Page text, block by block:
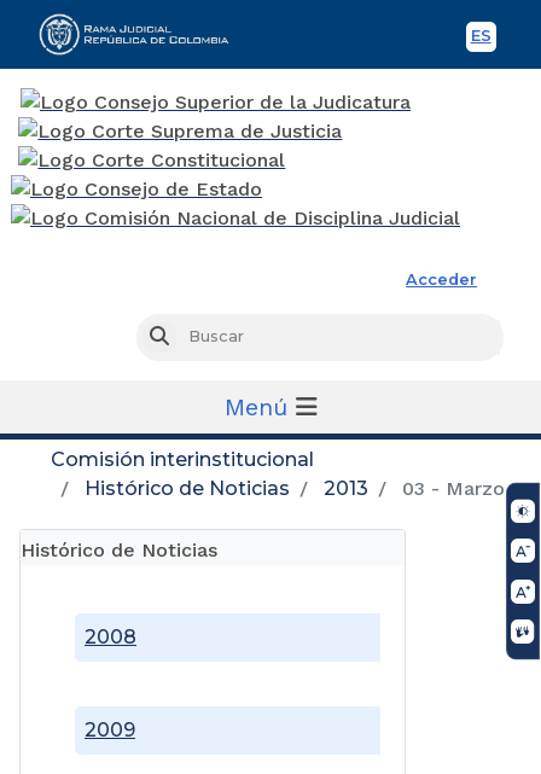
ES
Acceder
Buscar
Menú
Comisión interinstitucional
Histórico de Noticias
2013 03 - Marzo
Histórico de Noticias
2008
2009